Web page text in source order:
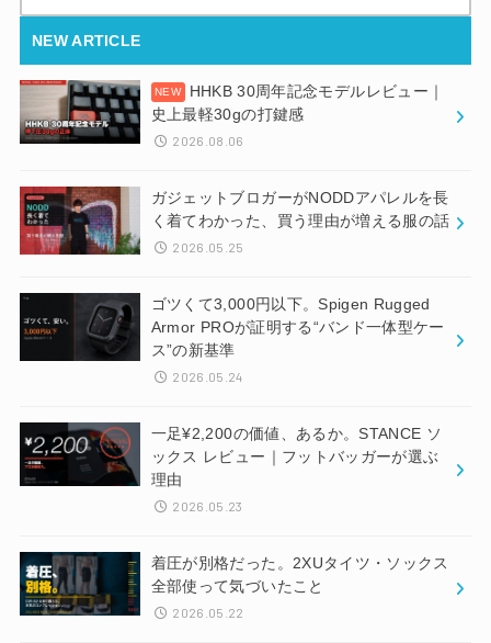
NEW ARTICLE
HHKB 30周年記念モデルレビュー｜
史上最軽30gの打鍵感
2026.08.06
ガジェットブロガーがNODDアパレルを長
く着てわかった、買う理由が増える服の話
2026.05.25
ゴツくて3,000円以下。Spigen Rugged
Armor PROが証明する“バンド一体型ケー
ス”の新基準
2026.05.24
一足¥2,200の価値、あるか。STANCE ソ
ックス レビュー｜フットバッガーが選ぶ
理由
2026.05.23
着圧が別格だった。2XUタイツ・ソックス
全部使って気づいたこと
2026.05.22